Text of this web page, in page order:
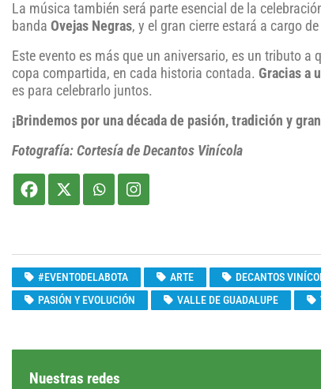
La música también será parte esencial de la
banda Ovejas Negras, y el gran cierre estará a cargo de
Este evento es más que un aniversario, es un tributo
copa compartida, en cada historia contada. Gracias a
es para celebrarlo juntos.
¡Brindemos por una década de pasión, tradición y
Fotografía: Cortesía de Decantos Vinícola
#EVENTODELABOTA ARTE DECANTOS
PASIÓN Y EVOLUCIÓN
VALLE DE GUADALUPE
Nuestras redes